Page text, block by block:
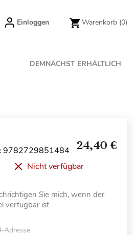
Einloggen Warenkorb (0)
DEMNÄCHST ERHÄLTLICH
9782729851484 24,40 €
Nicht verfügbar
Sie mich, wenn der
verfügbar ist
Adresse